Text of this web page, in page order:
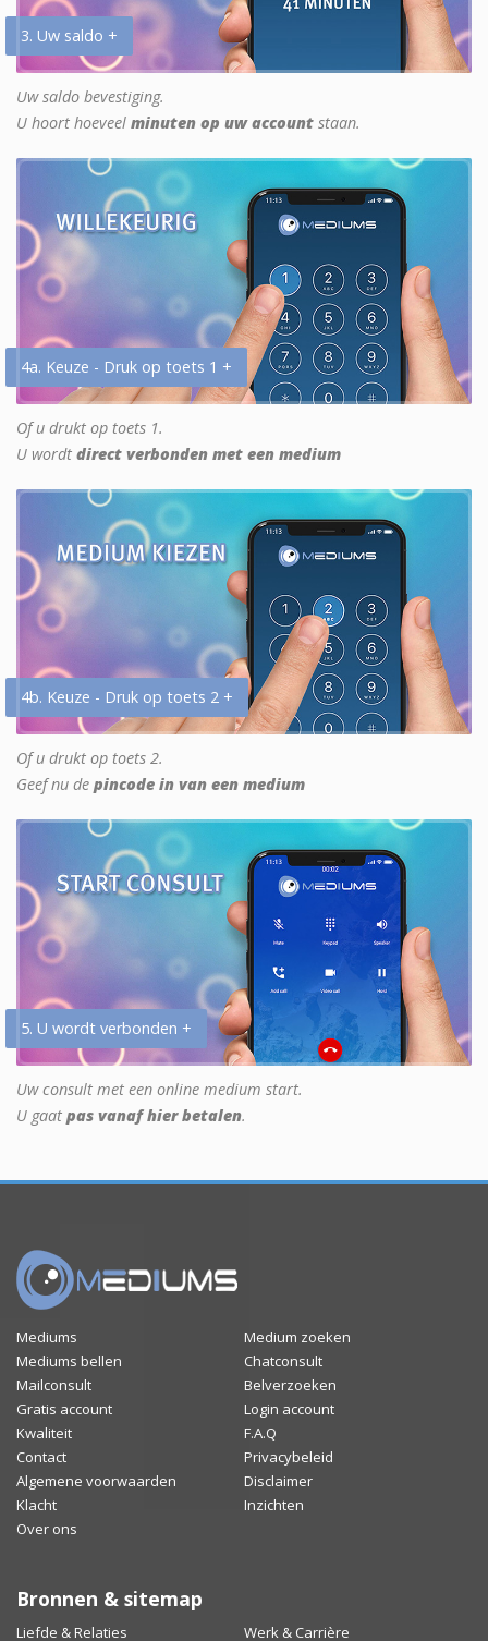
3. Uw saldo +
Uw saldo bevestiging.
U hoort hoeveel minuten op uw account staan.
4a. Keuze - Druk op toets 1 +
Of u drukt op toets 1.
U wordt direct verbonden met een medium
4b. Keuze - Druk op toets 2 +
Of u drukt op toets 2.
Geef nu de pincode in van een medium
5. U wordt verbonden +
Uw consult met een online medium start.
U gaat pas vanaf hier betalen.
Mediums
Medium zoeken
Mediums bellen
Chatconsult
Mailconsult
Belverzoeken
Gratis account
Login account
Kwaliteit
F.A.Q
Contact
Privacybeleid
Algemene voorwaarden
Disclaimer
Klacht
Inzichten
Over ons
Bronnen & sitemap
Liefde & Relaties Werk & Carrière